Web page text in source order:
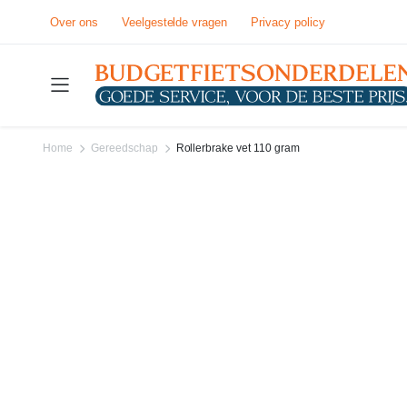
Over ons Veelgestelde vragen Privacy policy
Home Gereedschap Rollerbrake vet 110 gram